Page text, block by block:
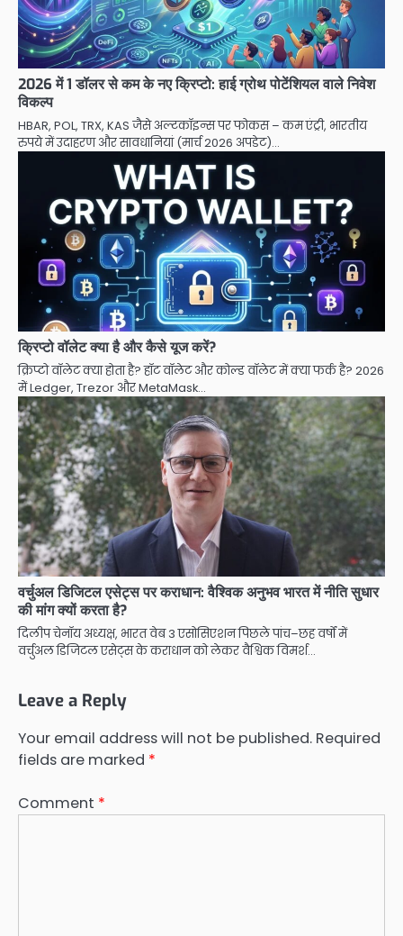
2026 में 1 डॉलर से कम के नए क्रिप्टो: हाई ग्रोथ पोटेंशियल वाले निवेश
विकल्प
HBAR, POL, TRX, KAS जैसे अल्टकॉइन्स पर फोकस – कम एंट्री, भारतीय
रुपये में उदाहरण और सावधानियां (मार्च 2026 अपडेट)…
क्रिप्टो वॉलेट क्या है और कैसे यूज करें?
क्रिप्टो वॉलेट क्या होता है? हॉट वॉलेट और कोल्ड वॉलेट में क्या फर्क है? 2026
में Ledger, Trezor और MetaMask…
वर्चुअल डिजिटल एसेट्स पर कराधान: वैश्विक अनुभव भारत में नीति सुधार
की मांग क्यों करता है?
दिलीप चेनॉय अध्यक्ष, भारत वेब 3 एसोसिएशन पिछले पांच–छह वर्षों में
वर्चुअल डिजिटल एसेट्स के कराधान को लेकर वैश्विक विमर्श…
Leave a Reply
Your email address will not be published. Required
fields are marked *
Comment *